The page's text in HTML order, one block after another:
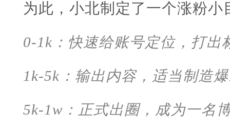
为此，小北制定了一个涨粉小
0-1k：快速给账号定位，打出
1k-5k：输出内容，适当制造
5k-1w：正式出圈，成为一名